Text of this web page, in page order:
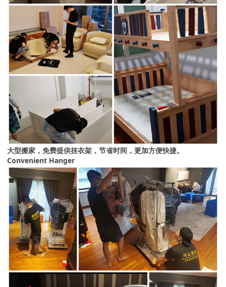
大型搬家，免费提供挂衣架，节省时间，更加方便快捷。
Convenient Hanger